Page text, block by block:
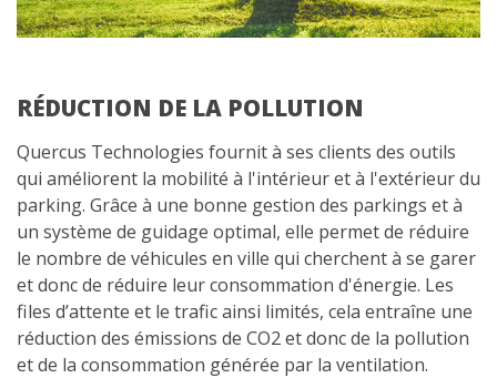
RÉDUCTION DE LA POLLUTION
Quercus Technologies fournit à ses clients des outils
qui améliorent la mobilité à l'intérieur et à l'extérieur du
parking. Grâce à une bonne gestion des parkings et à
un système de guidage optimal, elle permet de réduire
le nombre de véhicules en ville qui cherchent à se garer
et donc de réduire leur consommation d'énergie. Les
files d’attente et le trafic ainsi limités, cela entraîne une
réduction des émissions de CO2 et donc de la pollution
et de la consommation générée par la ventilation.